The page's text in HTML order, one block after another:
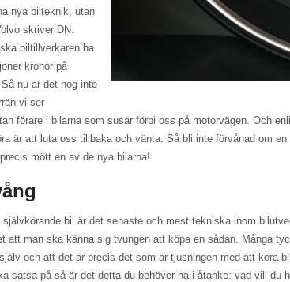
nya bilteknik, utan
skriver DN.
ska biltillverkaren ha
kronor på
nu är det nog inte
vi ser
förare i bilarna som susar förbi oss på motorvägen. Och
är att luta oss tillbaka och vänta. Så bli inte förvånad om
mött en av de nya bilarna!
självkörande bil är det senaste och mest tekniska inom
att man ska känna sig tvungen att köpa en sådan. Många
och att det är precis det som är tjusningen med att köra
satsa på så är det detta du behöver ha i åtanke: vad vill du